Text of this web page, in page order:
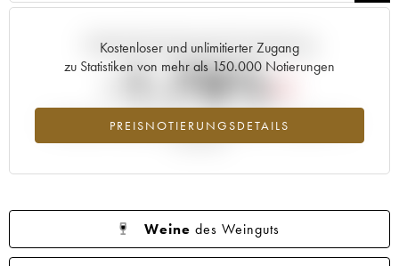
Kostenloser und unlimitierter Zugang
zu Statistiken von mehr als 150.000 Notierungen
PREISNOTIERUNGSDETAILS
Aktuelle Entwicklung der Preisnotierung
-1.78%
Preisabfall des Jahrgangs 2008 im Jahr 2026 im Vergleich zum
Weine des Weinguts